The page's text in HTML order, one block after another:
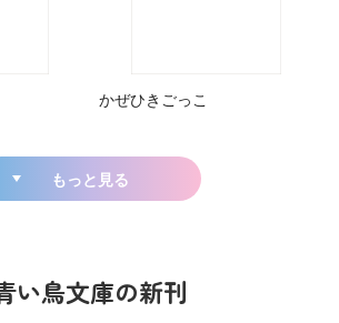
かぜひきごっこ
もっと見る
い鳥文庫の新刊